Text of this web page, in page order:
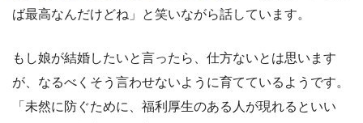
ば最高なんだけどね」と笑いながら話しています。
もし娘が結婚したいと言ったら、仕方ないとは思います
が、なるべくそう言わせないように育てているようです。
「未然に防ぐために、福利厚生のある人が現れるといい